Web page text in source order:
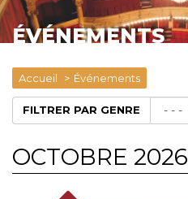
ÉVÉNEMENTS
Accueil Événements
FILTRER PAR GENRE
OCTOBRE 2026